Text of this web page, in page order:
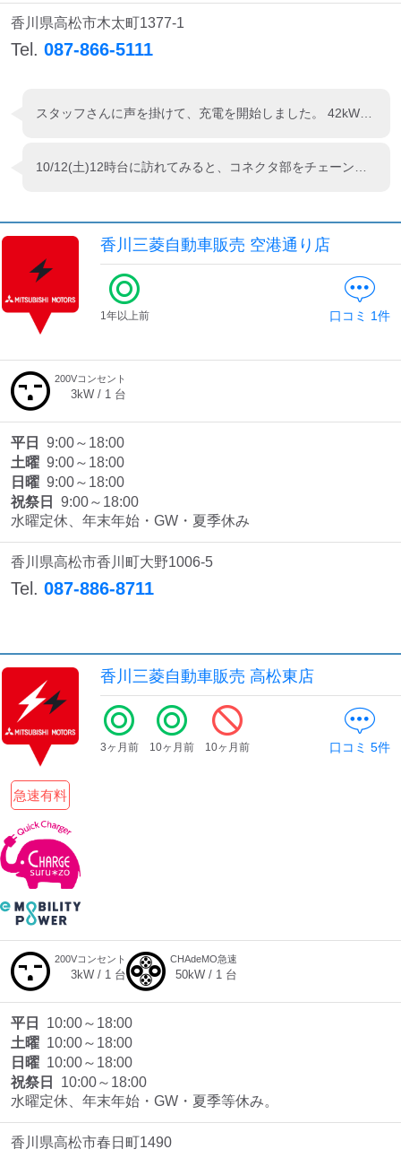
香川県高松市木太町1377-1
Tel. 087-866-5111
香川三菱自動車販売 空港通り店
1年以上前 口コミ 1件
200Vコンセント
3kW / 1 台
平日
9:00～18:00
土曜 9:00～18:00
日曜 9:00～18:00
祝祭日
9:00～18:00
水曜定休、年末年始・GW・夏季休み
香川県高松市香川町大野1006-5
Tel. 087-886-8711
香川三菱自動車販売 高松東店
急速有料
3ヶ月前 10ヶ月前 10ヶ月前 口コミ 5件
200Vコンセント
3kW / 1 台
CHAdeMO急速
50kW / 1 台
平日
10:00～18:00
土曜 10:00～18:00
日曜 10:00～18:00
祝祭日
10:00～18:00
水曜定休、年末年始・GW・夏季等休み。
香川県高松市春日町1490